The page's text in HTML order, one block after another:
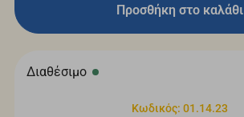
Προσθήκη στο καλάθι
Διαθέσιμο
Κωδικός: 01.14.23